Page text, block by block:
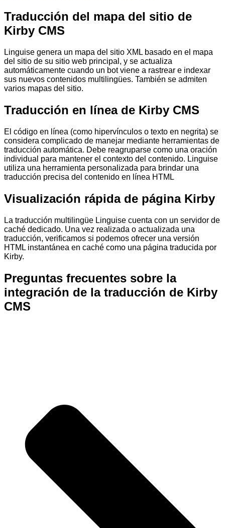
Traducción del mapa del sitio de
Kirby CMS
Linguise genera un mapa del sitio XML basado en el mapa
del sitio de su sitio web principal, y se actualiza
automáticamente cuando un bot viene a rastrear e indexar
sus nuevos contenidos multilingües. También se admiten
varios mapas del sitio.
Traducción en línea de Kirby CMS
El código en línea (como hipervínculos o texto en negrita) se
considera complicado de manejar mediante herramientas de
traducción automática. Debe reagruparse como una oración
individual para mantener el contexto del contenido. Linguise
utiliza una herramienta personalizada para brindar una
traducción precisa del contenido en línea HTML
Visualización rápida de página Kirby
La traducción multilingüe Linguise cuenta con un servidor de
caché dedicado. Una vez realizada o actualizada una
traducción, verificamos si podemos ofrecer una versión
HTML instantánea en caché como una página traducida por
Kirby.
Preguntas frecuentes sobre la
integración de la traducción de Kirby
CMS